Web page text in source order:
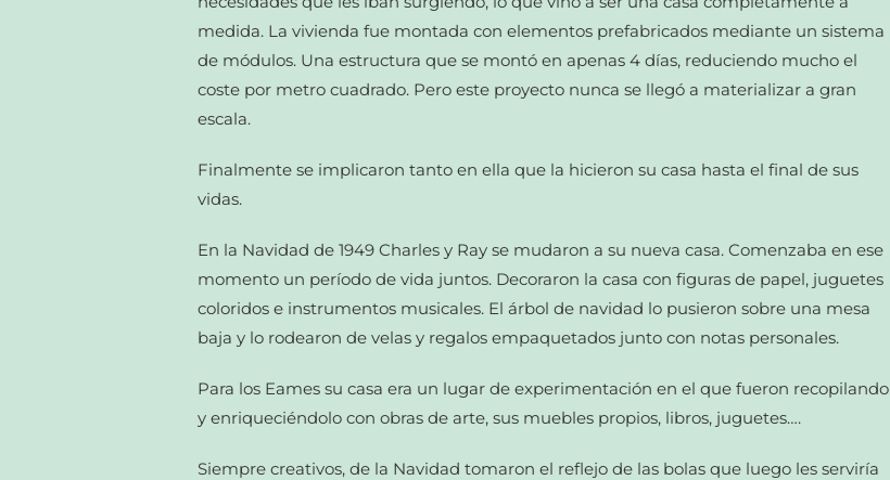
medida. La vivienda fue montada con elementos prefabricados mediante un sistema
de módulos. Una estructura que se montó en apenas 4 días, reduciendo mucho el
coste por metro cuadrado. Pero este proyecto nunca se llegó a materializar a gran
escala.
Finalmente se implicaron tanto en ella que la hicieron su casa hasta el final de sus
vidas.
En la Navidad de 1949 Charles y Ray se mudaron a su nueva casa. Comenzaba en ese
momento un período de vida juntos. Decoraron la casa con figuras de papel, juguetes
coloridos e instrumentos musicales. El árbol de navidad lo pusieron sobre una mesa
baja y lo rodearon de velas y regalos empaquetados junto con notas personales.
Para los Eames su casa era un lugar de experimentación en el que fueron recopilando
y enriqueciéndolo con obras de arte, sus muebles propios, libros, juguetes….
Siempre creativos, de la Navidad tomaron el reflejo de las bolas que luego les serviría